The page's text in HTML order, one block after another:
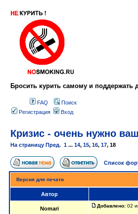
Бросить курить самому и
FAQ
Поиск
Регистрация
Вход
Кризис - очень нужно
На страницу Пред. 1 ... 14, 15, 16, 17, 18
Список
Версия для печати
Автор
Nomari Добавлено: 02